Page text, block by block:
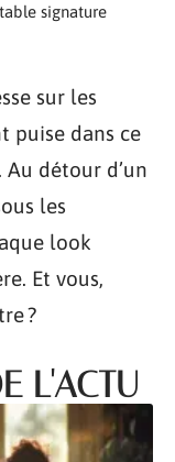
signature
sur les
puise dans ce
détour d’un
les
look
Et vous,
?
L'ACTU